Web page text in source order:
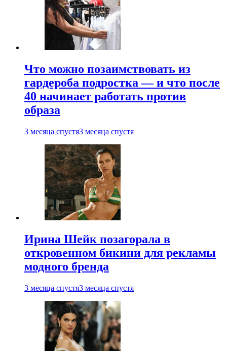
Что можно позаимствовать из
гардероба подростка — и что после
40 начинает работать против
образа
3 месяца спустя3 месяца спустя
Ирина Шейк позагорала в
откровенном бикини для рекламы
модного бренда
3 месяца спустя3 месяца спустя